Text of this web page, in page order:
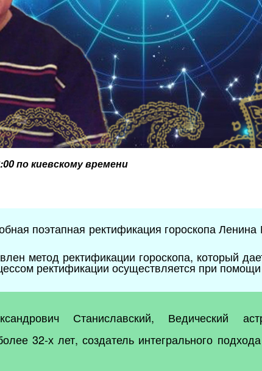
по киевскому времени
поэтапная ректификация гороскопа Ленина
метод ректификации гороскопа, который
ректификации осуществляется при
Станиславский, Ведический
32-х лет, создатель интегрального